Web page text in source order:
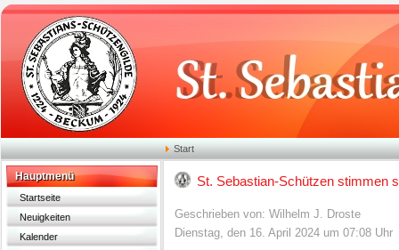
Start
Hauptmenü
Startseite
Neuigkeiten
Kalender
St. Sebastian-Schützen stimmen
Geschrieben von: Wilhelm J. Droste
Dienstag, den 16. April 2024 um 07:08 Uhr